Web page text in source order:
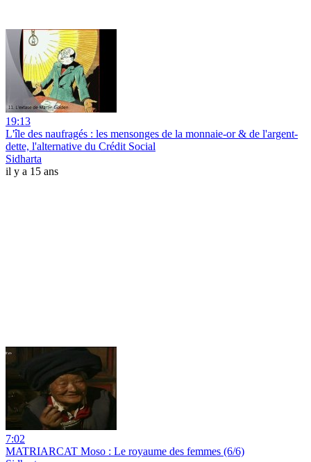
19:13
L'île des naufragés : les mensonges de la monnaie-or & de l'argent-
dette, l'alternative du Crédit Social
Sidharta
il y a 15 ans
7:02
MATRIARCAT Moso : Le royaume des femmes (6/6)